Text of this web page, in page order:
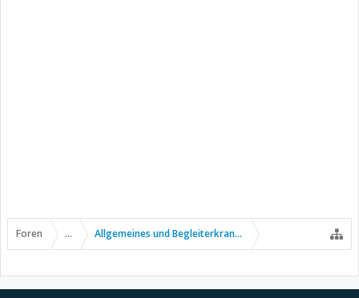
Foren ... Allgemeines und Begleiterkrankungen